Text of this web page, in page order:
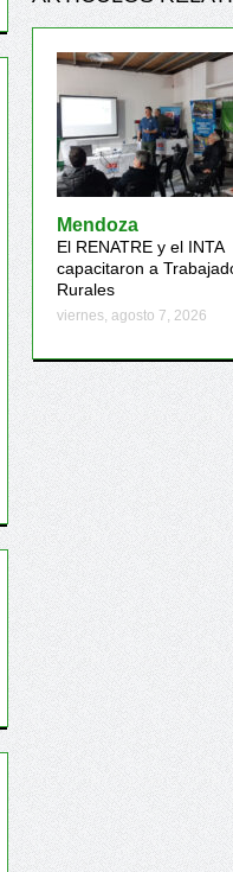
Mendoza
El RENATRE y el INTA
capacitaron a
Rurales
viernes, agosto 7, 2026